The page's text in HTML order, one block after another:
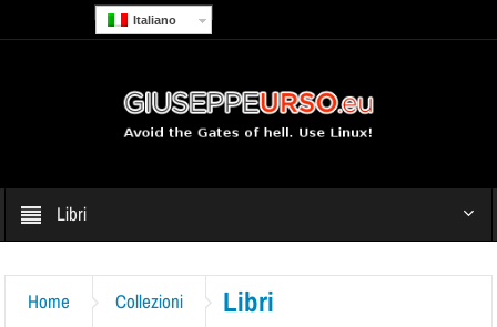
Italiano
Libri
Home Collezioni Libri